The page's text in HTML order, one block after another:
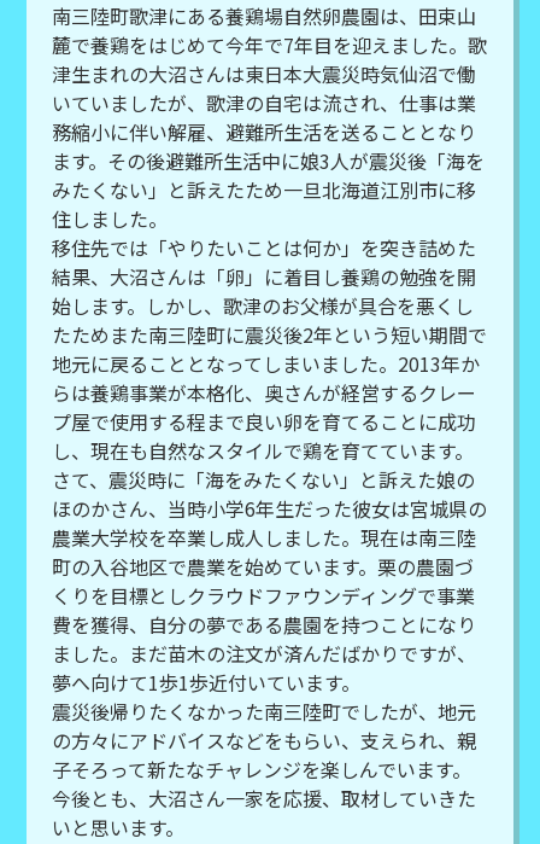
南三陸町歌津にある養鶏場自然卵農園は、田束山
麓で養鶏をはじめて今年で7年目を迎えました。歌
津生まれの大沼さんは東日本大震災時気仙沼で働
いていましたが、歌津の自宅は流され、仕事は業
務縮小に伴い解雇、避難所生活を送ることとなり
ます。その後避難所生活中に娘3人が震災後「海を
みたくない」と訴えたため一旦北海道江別市に移
住しました。
移住先では「やりたいことは何か」を突き詰めた
結果、大沼さんは「卵」に着目し養鶏の勉強を開
始します。しかし、歌津のお父様が具合を悪くし
たためまた南三陸町に震災後2年という短い期間で
地元に戻ることとなってしまいました。2013年か
らは養鶏事業が本格化、奥さんが経営するクレー
プ屋で使用する程まで良い卵を育てることに成功
し、現在も自然なスタイルで鶏を育てています。
さて、震災時に「海をみたくない」と訴えた娘の
ほのかさん、当時小学6年生だった彼女は宮城県の
農業大学校を卒業し成人しました。現在は南三陸
町の入谷地区で農業を始めています。栗の農園づ
くりを目標としクラウドファウンディングで事業
費を獲得、自分の夢である農園を持つことになり
ました。まだ苗木の注文が済んだばかりですが、
夢へ向けて1歩1歩近付いています。
震災後帰りたくなかった南三陸町でしたが、地元
の方々にアドバイスなどをもらい、支えられ、親
子そろって新たなチャレンジを楽しんでいます。
今後とも、大沼さん一家を応援、取材していきた
いと思います。